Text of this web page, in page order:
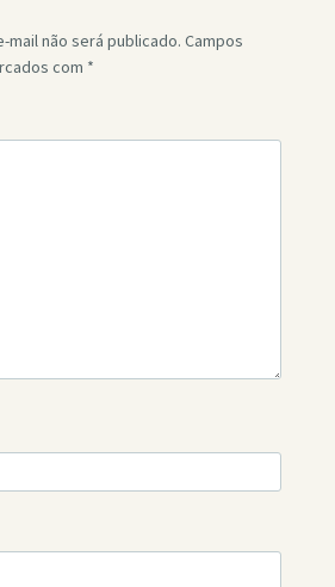
mail não será publicado. Campos
com *